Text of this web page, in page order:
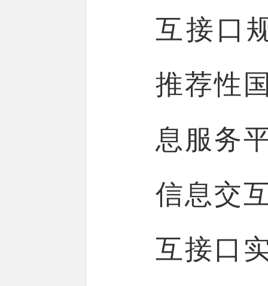
互接口
推荐性
息服务
信息交
互接口